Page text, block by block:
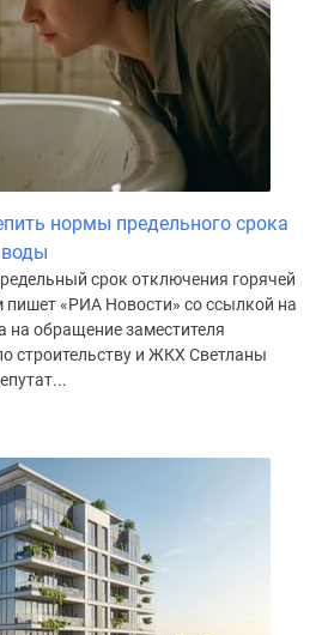
нормы предельного срока
срок отключения горячей
«РИА Новости» со ссылкой на
на обращение заместителя
строительству и ЖКХ Светланы